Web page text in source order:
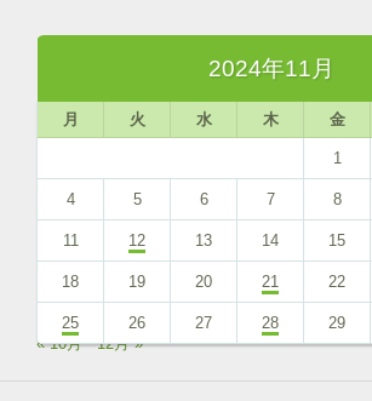
2024年11月
月 火 水 木 金
1
4 5 6 7 8
11 12 13 14 15
18 19 20 21 22
25 26 27 28 29
« 10月
12月 »